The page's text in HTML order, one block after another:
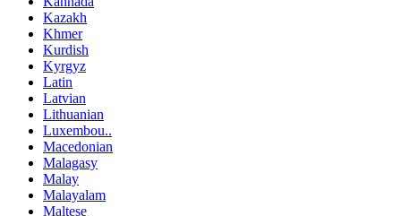
Kazakh
Khmer
Kurdish
Kyrgyz
Latin
Latvian
Lithuanian
Luxembou..
Macedonian
Malagasy
Malay
Malayalam
Maltese